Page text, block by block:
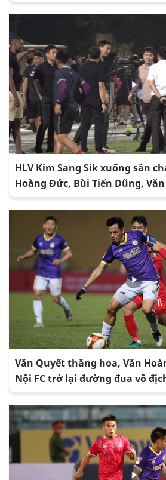
HLV Kim Sang Sik xuống sân
Hoàng Đức, Bùi Tiến Dũng,
Văn Quyết thăng hoa, Văn
Nội FC trở lại đường đua vô